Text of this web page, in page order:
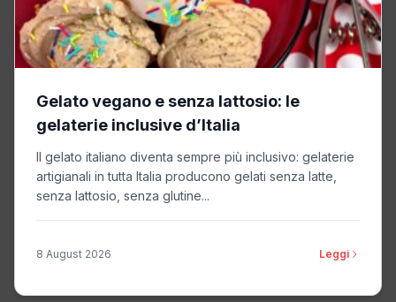
Gelato vegano e senza lattosio: le
gelaterie inclusive d’Italia
Il gelato italiano diventa sempre più inclusivo: gelaterie
artigianali in tutta Italia producono gelati senza latte,
senza lattosio, senza glutine...
8 August 2026 Leggi